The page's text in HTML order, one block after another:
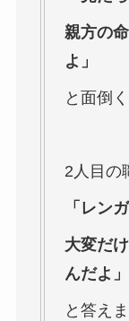
親方の
よ」
と面倒
2人目の
「レン
大変だ
んだよ」
と答えま